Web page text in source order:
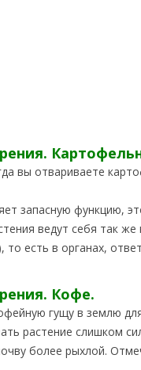
вы отвариваете
запасную функцию,
ведут себя так
то есть в органах,
Кофе.
гущу в землю
растение слишком
более рыхлой.